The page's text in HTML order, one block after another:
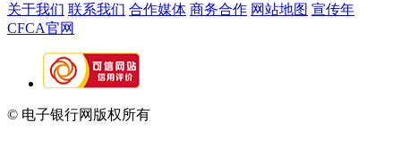
关于我们 联系我们 合作媒体 商务合作 网站地图 宣传年
CFCA官网
© 电子银行网版权所有